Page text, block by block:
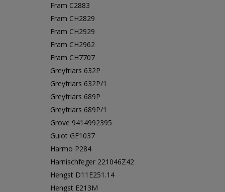
Fram C2883
Fram CH2829
Fram CH2929
Fram CH2962
Fram CH7707
Greyfriars 632P
Greyfriars 632P/1
Greyfriars 689P
Greyfriars 689P/1
Grove 9414992395
Guiot GE1037
Harmo P284
Harnischfeger 221046Z42
Hengst D11E251.14
Hengst E213M